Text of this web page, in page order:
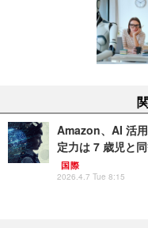
Amazon、AI 活
定力は 7 歳児と
国際
2026.4.7 Tue 8:15